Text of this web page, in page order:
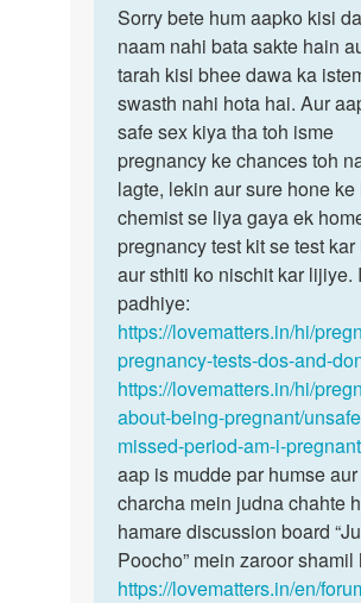
to
Maine
kl
sex
kiya
air…
by
Rohit
Kumar
Sorry
bete
hum
aapko
kisi…
Sorry bete hum aapko kisi
naam nahi bata sakte hain
tarah kisi bhee dawa ka
swasth nahi hota hai. Aur
safe sex kiya tha toh isme
pregnancy ke chances toh
lagte, lekin aur sure hone
chemist se liya gaya ek
pregnancy test kit se test
aur sthiti ko nischit kar lijiye.
padhiye:
https://lovematters.in/hi/
pregnancy-tests-dos-and-
https://lovematters.in/hi/
about-being-pregnant/
missed-period-am-i-pregnant
aap is mudde par humse
charcha mein judna chahte
hamare discussion board
Poocho” mein zaroor shamil
https://lovematters.in/en/